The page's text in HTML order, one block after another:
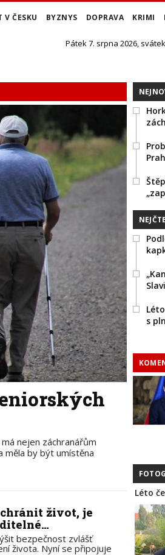
V ČESKU BYZNYS DOPRAVA KRIMI
Pátek 7. srpna 2026,
nejen záchranářům
měla by být umístěna
život, je
bezpečnost zvlášť
života. Nyní se připojuje
s
Léto